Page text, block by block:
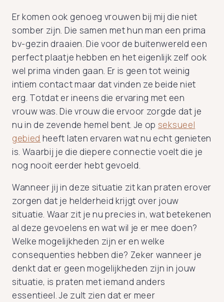
Er komen ook genoeg vrouwen bij mij die niet
somber zijn. Die samen met hun man een prima
bv-gezin draaien. Die voor de buitenwereld een
perfect plaatje hebben en het eigenlijk zelf ook
wel prima vinden gaan. Er is geen tot weinig
intiem contact maar dat vinden ze beide niet
erg. Totdat er ineens die ervaring met een
vrouw was. Die vrouw die ervoor zorgde dat je
nu in de zevende hemel bent. Je op seksueel
gebied heeft laten ervaren wat nu echt genieten
is. Waarbij je die diepere connectie voelt die je
nog nooit eerder hebt gevoeld.
Wanneer jij in deze situatie zit kan praten erover
zorgen dat je helderheid krijgt over jouw
situatie. Waar zit je nu precies in, wat betekenen
al deze gevoelens en wat wil je er mee doen?
Welke mogelijkheden zijn er en welke
consequenties hebben die? Zeker wanneer je
denkt dat er geen mogelijkheden zijn in jouw
situatie, is praten met iemand anders
essentieel. Je zult zien dat er meer